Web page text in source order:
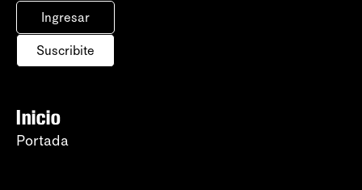
Ingresar
Suscribite
Inicio
Portada